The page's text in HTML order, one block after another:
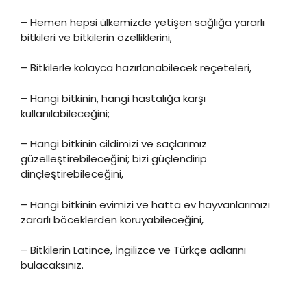
– Hemen hepsi ülkemizde yetişen sağlığa yararlı
bitkileri ve bitkilerin özelliklerini,
– Bitkilerle kolayca hazırlanabilecek reçeteleri,
– Hangi bitkinin, hangi hastalığa karşı
kullanılabileceğini;
– Hangi bitkinin cildimizi ve saçlarımız
güzelleştirebileceğini; bizi güçlendirip
dinçleştirebileceğini,
– Hangi bitkinin evimizi ve hatta ev hayvanlarımızı
zararlı böceklerden koruyabileceğini,
– Bitkilerin Latince, İngilizce ve Türkçe adlarını
bulacaksınız.